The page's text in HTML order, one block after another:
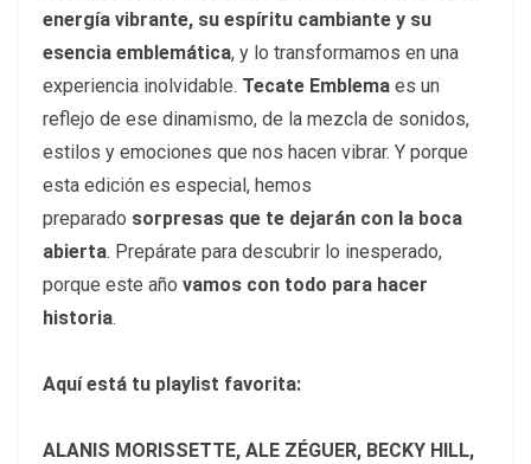
energía vibrante, su espíritu cambiante y su
esencia emblemática, y lo transformamos en una
experiencia inolvidable. Tecate Emblema es un
reflejo de ese dinamismo, de la mezcla de sonidos,
estilos y emociones que nos hacen vibrar. Y porque
esta edición es especial, hemos
preparado sorpresas que te dejarán con la boca
abierta. Prepárate para descubrir lo inesperado,
porque este año vamos con todo para hacer
historia.
Aquí está tu playlist favorita:
ALANIS MORISSETTE, ALE ZÉGUER, BECKY HILL,